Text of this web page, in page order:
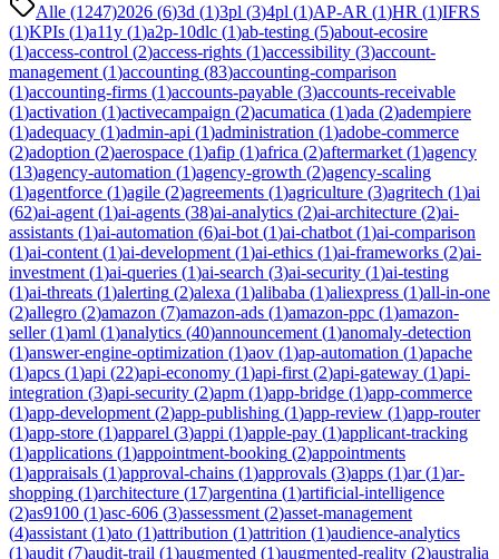
Alle (1247)2026 (6)3d (1)3pl (3)4pl (1)AP-AR (1)HR (1)IFRS
(1)KPIs (1)a11y (1)a2p-10dlc (1)ab-testing (5)about-ecosire
(1)access-control (2)access-rights (1)accessibility (3)account-
management (1)accounting (83)accounting-comparison
(1)accounting-firms (1)accounts-payable (3)accounts-receivable
(1)activation (1)activecampaign (2)acumatica (1)ada (2)adempiere
(1)adequacy (1)admin-api (1)administration (1)adobe-commerce
(2)adoption (2)aerospace (1)afip (1)africa (2)aftermarket (1)agency
(13)agency-automation (1)agency-growth (2)agency-scaling
(1)agentforce (1)agile (2)agreements (1)agriculture (3)agritech (1)ai
(62)ai-agent (1)ai-agents (38)ai-analytics (2)ai-architecture (2)ai-
assistants (1)ai-automation (6)ai-bot (1)ai-chatbot (1)ai-comparison
(1)ai-content (1)ai-development (1)ai-ethics (1)ai-frameworks (2)ai-
investment (1)ai-queries (1)ai-search (3)ai-security (1)ai-testing
(1)ai-threats (1)alerting (2)alexa (1)alibaba (1)aliexpress (1)all-in-one
(2)allegro (2)amazon (7)amazon-ads (1)amazon-ppc (1)amazon-
seller(1)aml (1)analytics (40)announcement (1)anomaly-detection
(1)answer-engine-optimization (1)aov (1)ap-automation (1)apache
(1)apcs (1)api (22)api-economy (1)api-first (2)api-gateway (1)api-
integration (3)api-security (2)apm (1)app-bridge (1)app-commerce
(1)app-development (2)app-publishing (1)app-review (1)app-router
(1)app-store (1)apparel (3)appi (1)apple-pay (1)applicant-tracking
(1)applications (1)appointment-booking (2)appointments
(1)appraisals (1)approval-chains (1)approvals (3)apps (1)ar(1)ar-
shopping (1)architecture (17)argentina (1)artificial-intelligence
(2)as9100 (1)asc-606 (3)assessment (2)asset-management
(4)assistant (1)ato (1)attribution (1)attrition (1)audience-analytics
(1)audit (7)audit-trail (1)augmented (1)augmented-reality (2)australia